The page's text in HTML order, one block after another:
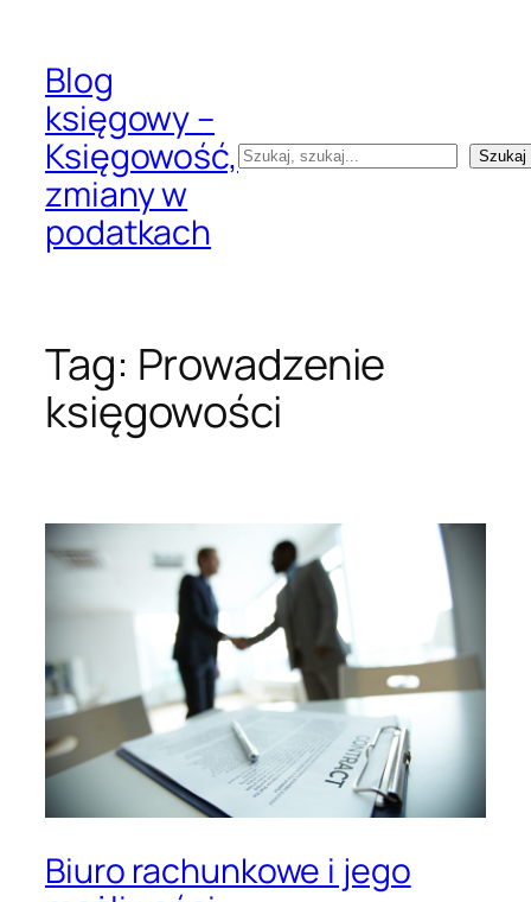
treściBlog
księgowy –
Księgowość,
zmiany w
podatkach
Szukaj Szukaj
Tag: Prowadzenie
księgowości
Biuro rachunkowe i jego